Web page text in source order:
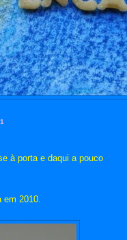
à porta e daqui a pouco
2010.